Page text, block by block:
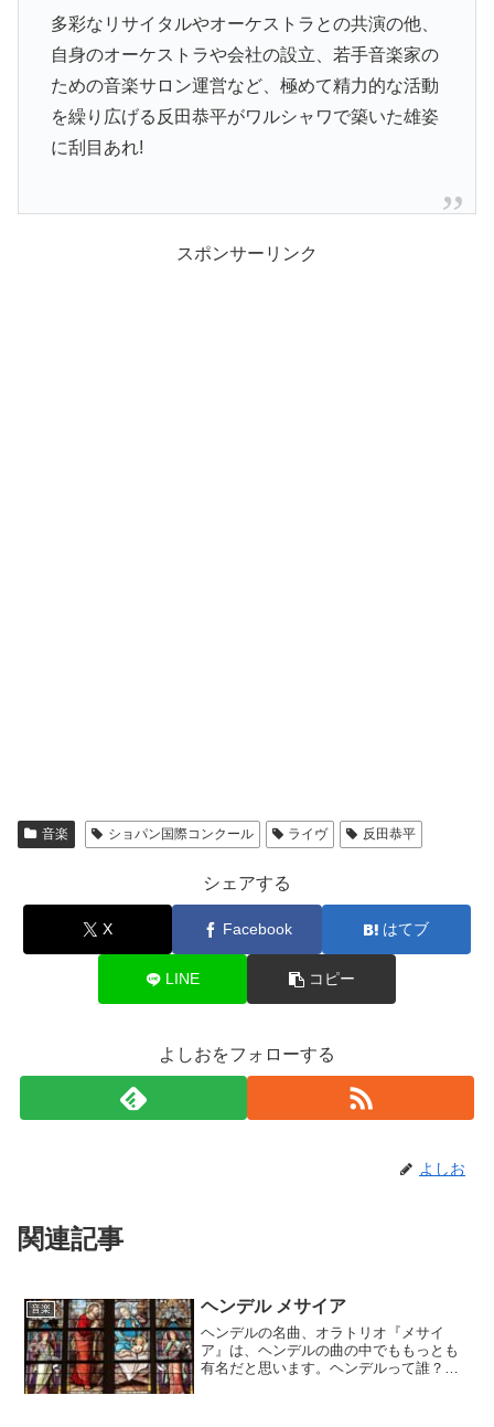
多彩なリサイタルやオーケストラとの共演の他、
自身のオーケストラや会社の設立、若手音楽家の
ための音楽サロン運営など、極めて精力的な活動
を繰り広げる反田恭平がワルシャワで築いた雄姿
に刮目あれ!
スポンサーリンク
音楽 ショパン国際コンクール ライヴ 反田恭平
シェアする
X Facebook はてブ
LINE コピー
よしおをフォローする
よしお
関連記事
音楽 ヘンデル メサイア
ヘンデルの名曲、オラトリオ『メサイ
ア』は、ヘンデルの曲の中でももっとも
有名だと思います。ヘンデルって誰？と